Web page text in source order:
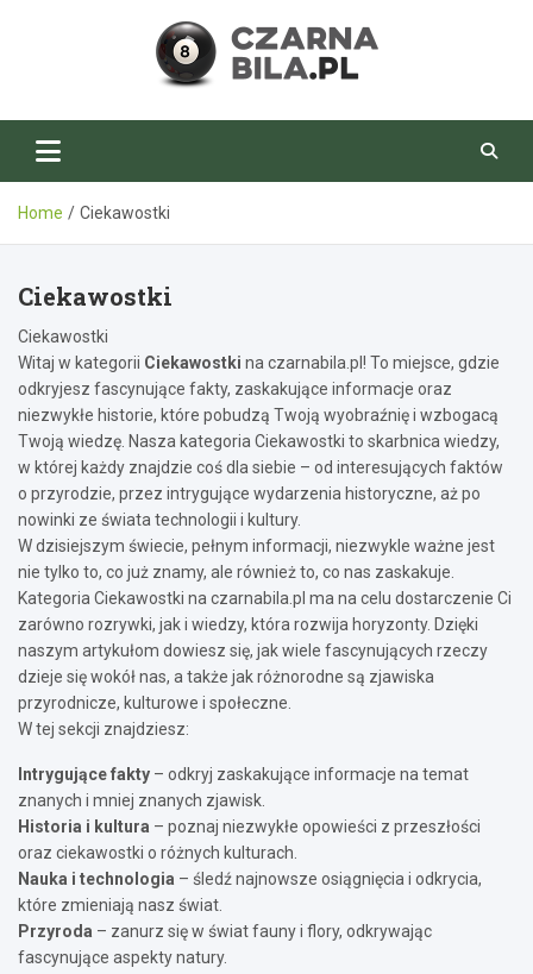
CzarnaBila.pl
Home Ciekawostki
Ciekawostki
Ciekawostki
Witaj w kategorii Ciekawostki na czarnabila.pl! To miejsce, gdzie
odkryjesz fascynujące fakty, zaskakujące informacje oraz
niezwykłe historie, które pobudzą Twoją wyobraźnię i wzbogacą
Twoją wiedzę. Nasza kategoria Ciekawostki to skarbnica wiedzy,
w której każdy znajdzie coś dla siebie – od interesujących faktów
o przyrodzie, przez intrygujące wydarzenia historyczne, aż po
nowinki ze świata technologii i kultury.
W dzisiejszym świecie, pełnym informacji, niezwykle ważne jest
nie tylko to, co już znamy, ale również to, co nas zaskakuje.
Kategoria Ciekawostki na czarnabila.pl ma na celu dostarczenie Ci
zarówno rozrywki, jak i wiedzy, która rozwija horyzonty. Dzięki
naszym artykułom dowiesz się, jak wiele fascynujących rzeczy
dzieje się wokół nas, a także jak różnorodne są zjawiska
przyrodnicze, kulturowe i społeczne.
W tej sekcji znajdziesz:
Intrygujące fakty – odkryj zaskakujące informacje na temat
znanych i mniej znanych zjawisk.
Historia i kultura – poznaj niezwykłe opowieści z przeszłości
oraz ciekawostki o różnych kulturach.
Nauka i technologia – śledź najnowsze osiągnięcia i odkrycia,
które zmieniają nasz świat.
Przyroda – zanurz się w świat fauny i flory, odkrywając
fascynujące aspekty natury.